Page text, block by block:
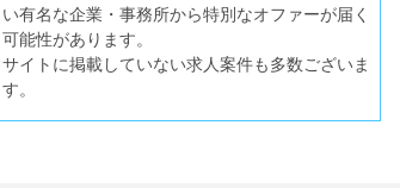
い有名な企業・事務所から特別なオファーが届く
可能性があります。
サイトに掲載していない求人案件も多数ございま
す。